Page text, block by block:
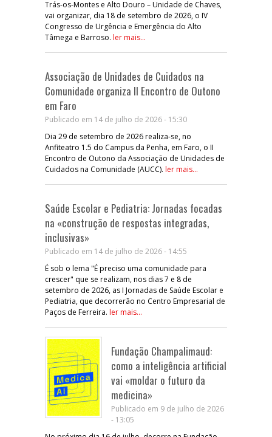
Trás-os-Montes e Alto Douro – Unidade de Chaves,
vai organizar, dia 18 de setembro de 2026, o IV
Congresso de Urgência e Emergência do Alto
Tâmega e Barroso. ler mais...
Associação de Unidades de Cuidados na
Comunidade organiza II Encontro de Outono
em Faro
Publicado em 14 de julho de 2026 - 15:30
Dia 29 de setembro de 2026 realiza-se, no
Anfiteatro 1.5 do Campus da Penha, em Faro, o II
Encontro de Outono da Associação de Unidades de
Cuidados na Comunidade (AUCC). ler mais...
Saúde Escolar e Pediatria: Jornadas focadas
na «construção de respostas integradas,
inclusivas»
Publicado em 14 de julho de 2026 - 14:55
É sob o lema "É preciso uma comunidade para
crescer" que se realizam, nos dias 7 e 8 de
setembro de 2026, as I Jornadas de Saúde Escolar e
Pediatria, que decorrerão no Centro Empresarial de
Paços de Ferreira. ler mais...
Fundação Champalimaud:
como a inteligência artificial
vai «moldar o futuro da
medicina»
Publicado em 9 de julho de 2026
- 13:05